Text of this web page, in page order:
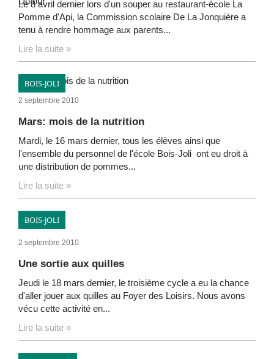
Le 8 avril dernier lors d'un souper au restaurant-école La
Pomme d'Api, la Commission scolaire De La Jonquière a
tenu à rendre hommage aux parents...
Lire la suite »
BOIS-JOLI
2 septembre 2010
Mars: mois de la nutrition
Mardi, le 16 mars dernier, tous les élèves ainsi que
l'ensemble du personnel de l'école Bois-Joli ont eu droit à
une distribution de pommes...
Lire la suite »
BOIS-JOLI
2 septembre 2010
Une sortie aux quilles
Jeudi le 18 mars dernier, le troisième cycle a eu la chance
d'aller jouer aux quilles au Foyer des Loisirs. Nous avons
vécu cette activité en...
Lire la suite »